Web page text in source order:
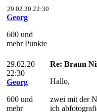
29.02.20 22:30
Georg
600 und
mehr Punkte
29.02.20
22:30
Georg
600 und
mehr
Re: Braun
Hallo,
zwei mit der
ich